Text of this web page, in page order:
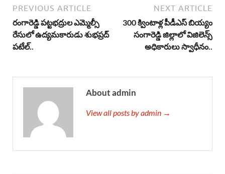
PREVIOUS ARTICLE
రంగారెడ్డి పట్టభద్రుల ఎమ్మెల్సీ
రేసులో ఉద్యమకారుడు శుభప్రద్
పటేల్..
NEXT ARTICLE
300 క్వింటాళ్ల పీడీఎస్ బియ్యం
సంగారెడ్డి జిల్లాలో విజిలెన్స్
అధికారులు స్వాధీనం..
About admin
View all posts by admin →